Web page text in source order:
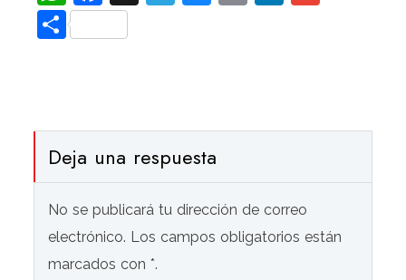
Compartir
Deja una respuesta
No se publicará tu dirección de correo
electrónico. Los campos obligatorios están
marcados con *.